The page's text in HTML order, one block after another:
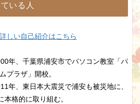
いる人
い自己紹介はこちら
年、千葉県浦安市でパソコン教室「パ
プラザ」開校。
年、東日本大震災で浦安も被災地に、
格的に取り組む。